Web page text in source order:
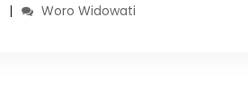
Woro Widowati